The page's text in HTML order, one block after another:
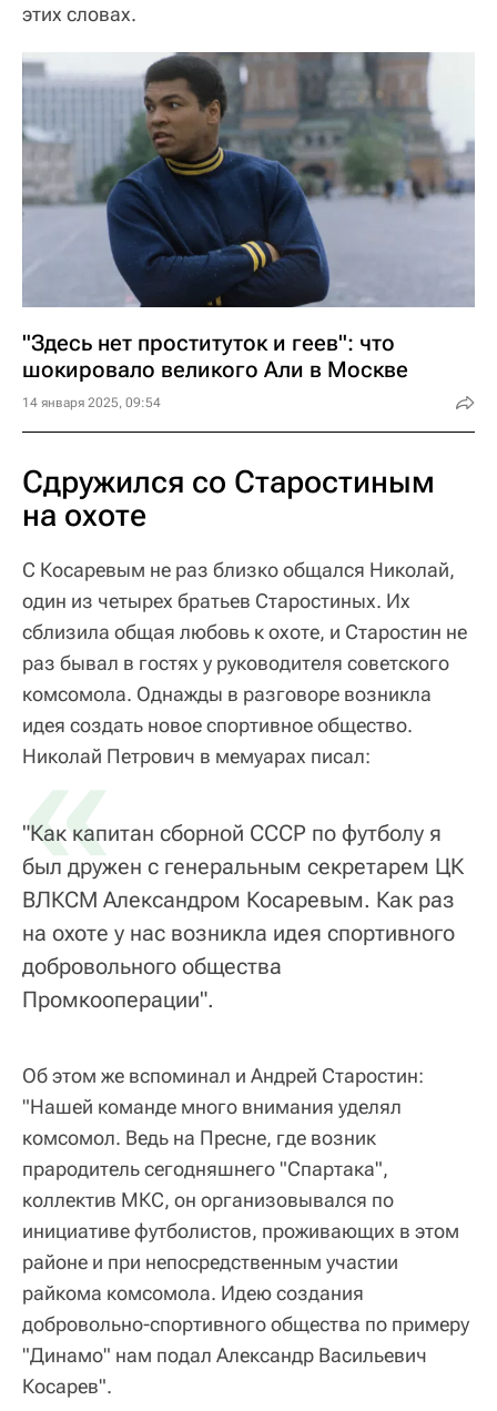
этих словах.
"Здесь нет проституток и геев": что
шокировало великого Али в Москве
14 января 2025, 09:54
Сдружился со Старостиным
на охоте
С Косаревым не раз близко общался Николай,
один из четырех братьев Старостиных. Их
сблизила общая любовь к охоте, и Старостин не
раз бывал в гостях у руководителя советского
комсомола. Однажды в разговоре возникла
идея создать новое спортивное общество.
Николай Петрович в мемуарах писал:
«
"Как капитан сборной СССР по футболу я
был дружен с генеральным секретарем ЦК
ВЛКСМ Александром Косаревым. Как раз
на охоте у нас возникла идея спортивного
добровольного общества
Промкооперации".
Об этом же вспоминал и Андрей Старостин:
"Нашей команде много внимания уделял
комсомол. Ведь на Пресне, где возник
прародитель сегодняшнего "Спартака",
коллектив МКС, он организовывался по
инициативе футболистов, проживающих в этом
районе и при непосредственным участии
райкома комсомола. Идею создания
добровольно-спортивного общества по примеру
"Динамо" нам подал Александр Васильевич
Косарев".